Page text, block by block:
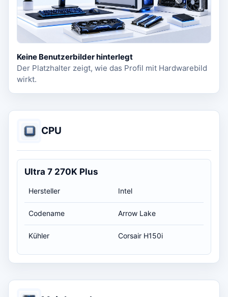
Keine Benutzerbilder hinterlegt
Der Platzhalter zeigt, wie das Profil mit Hardwarebild
wirkt.
CPU
Ultra 7 270K Plus
Hersteller Intel
Codename Arrow Lake
Kühler Corsair H150i